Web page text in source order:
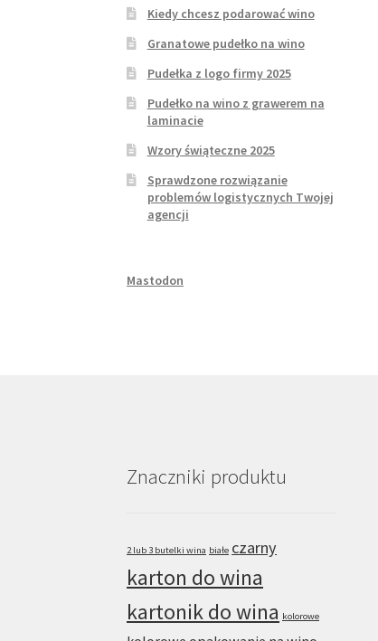
Kiedy chcesz podarować wino
Granatowe pudełko na wino
Pudełka z logo firmy 2025
Pudełko na wino z grawerem na
laminacie
Wzory świąteczne 2025
Sprawdzone rozwiązanie
problemów logistycznych Twojej
agencji
Mastodon
Znaczniki produktu
2 lub 3 butelki wina białe czarny
karton do wina
kartonik do wina kolorowe